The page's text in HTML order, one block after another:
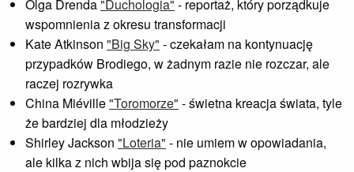
Olga Drenda"Duchologia" - reportaż, który porządkuje
wspomnienia z okresu transformacji
Kate Atkinson "Big Sky" - czekałam na kontynuację
przypadków Brodiego, w żadnym razie nie rozczar, ale
raczej rozrywka
China Miéville"Toromorze" - świetna kreacja świata, tyle
że bardziej dla młodzieży
Shirley Jackson "Loteria" - nie umiem w opowiadania,
ale kilka z nich wbija się pod paznokcie